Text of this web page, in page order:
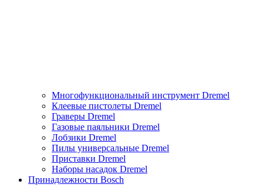
Многофункциональный инструмент Dremel
Клеевые пистолеты Dremel
Граверы Dremel
Газовые паяльники Dremel
Лобзики Dremel
Пилы универсальные Dremel
Приставки Dremel
Наборы насадок Dremel
Принадлежности Bosch